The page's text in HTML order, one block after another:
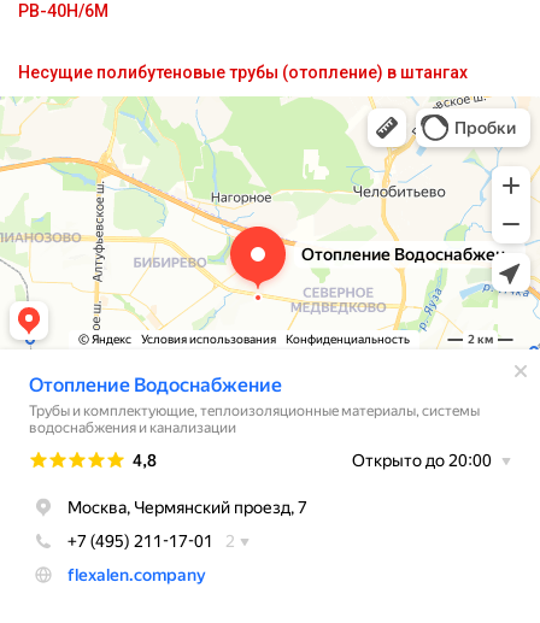
PB-40H/6M
Несущие полибутеновые трубы (отопление) в штангах